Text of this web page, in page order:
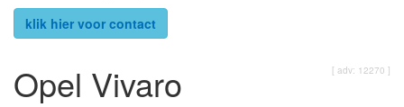
klik hier voor contact
[ adv: 12270 ]
Opel Vivaro